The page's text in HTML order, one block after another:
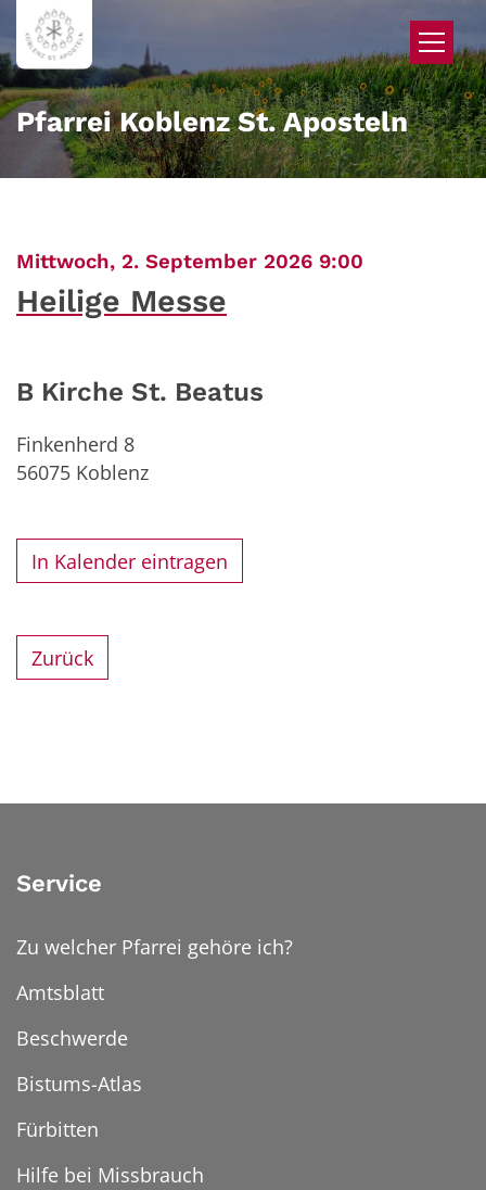
Zum Inhalt springen
Pfarrei Koblenz St. Aposteln
Mittwoch, 2. September 2026 9:00
Heilige Messe
B Kirche St. Beatus
Finkenherd 8
56075 Koblenz
In Kalender eintragen
Zurück
Service
Zu welcher Pfarrei gehöre ich?
Amtsblatt
Beschwerde
Bistums-Atlas
Fürbitten
Hilfe bei Missbrauch